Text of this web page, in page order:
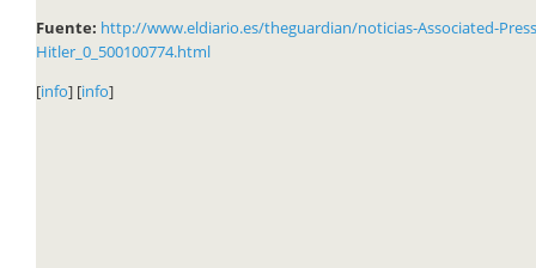
Fuente: http://www.eldiario.es/theguardian/noticias-Associated-
Hitler_0_500100774.html
[info] [info]